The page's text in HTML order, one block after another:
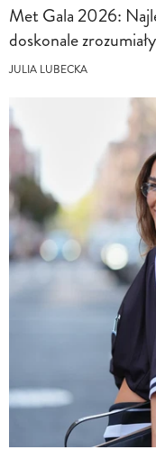
Met Gala 2026:
doskonale
JULIA LUBECKA